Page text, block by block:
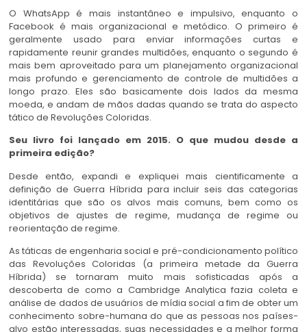
O WhatsApp é mais instantâneo e impulsivo, enquanto o
Facebook é mais organizacional e metódico. O primeiro é
geralmente usado para enviar informações curtas e
rapidamente reunir grandes multidões, enquanto o segundo é
mais bem aproveitado para um planejamento organizacional
mais profundo e gerenciamento de controle de multidões a
longo prazo. Eles são basicamente dois lados da mesma
moeda, e andam de mãos dadas quando se trata do aspecto
tático de Revoluções Coloridas.
Seu livro foi lançado em 2015. O que mudou desde a
primeira edição?
Desde então, expandi e expliquei mais cientificamente a
definição de Guerra Híbrida para incluir seis das categorias
identitárias que são os alvos mais comuns, bem como os
objetivos de ajustes de regime, mudança de regime ou
reorientação de regime.
As táticas de engenharia social e pré-condicionamento político
das Revoluções Coloridas (a primeira metade da Guerra
Híbrida) se tornaram muito mais sofisticadas após a
descoberta de como a Cambridge Analytica fazia coleta e
análise de dados de usuários de mídia social a fim de obter um
conhecimento sobre-humana do que as pessoas nos países-
alvo estão interessadas, suas necessidades e a melhor forma